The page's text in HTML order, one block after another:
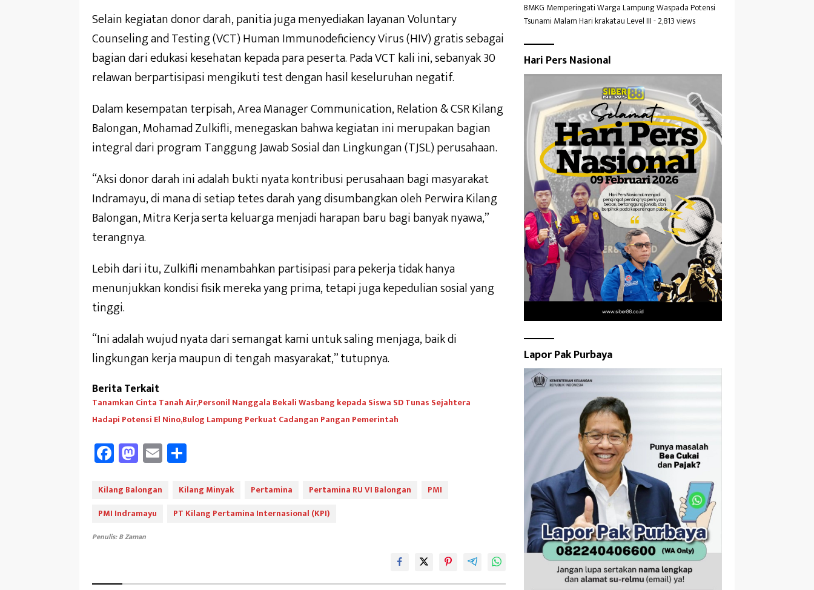
Selain kegiatan donor darah, panitia juga menyediakan layanan Voluntary
Counseling and Testing (VCT) Human Immunodeficiency Virus (HIV) gratis sebagai
bagian dari edukasi kesehatan kepada para peserta. Pada VCT kali ini, sebanyak 30
relawan berpartisipasi mengikuti test dengan hasil keseluruhan negatif.
Dalam kesempatan terpisah, Area Manager Communication, Relation & CSR Kilang
Balongan, Mohamad Zulkifli, menegaskan bahwa kegiatan ini merupakan bagian
integral dari program Tanggung Jawab Sosial dan Lingkungan (TJSL) perusahaan.
“Aksi donor darah ini adalah bukti nyata kontribusi perusahaan bagi masyarakat
Indramayu, di mana di setiap tetes darah yang disumbangkan oleh Perwira Kilang
Balongan, Mitra Kerja serta keluarga menjadi harapan baru bagi banyak nyawa,”
terangnya.
Lebih dari itu, Zulkifli menambahkan partisipasi para pekerja tidak hanya
menunjukkan kondisi fisik mereka yang prima, tetapi juga kepedulian sosial yang
tinggi.
“Ini adalah wujud nyata dari semangat kami untuk saling menjaga, baik di
lingkungan kerja maupun di tengah masyarakat,” tutupnya.
Berita Terkait
Tanamkan Cinta Tanah Air,Personil Nanggala Bekali Wasbang kepada Siswa SD Tunas Sejahtera
Hadapi Potensi El Nino,Bulog Lampung Perkuat Cadangan Pangan Pemerintah
Fa
ce
b
oo
k
M
as
to
d
o
n
E
m
ail e
Kilang Balongan Kilang Minyak Pertamina Pertamina RU VI Balongan
PMI
PMI Indramayu
PT Kilang Pertamina Internasional (KPI)
Penulis: B Zaman
BMKG Memperingati Warga Lampung Waspada Potensi
Tsunami Malam Hari krakatau Level III- 2,813 views
Hari Pers Nasional
Lapor Pak Purbaya